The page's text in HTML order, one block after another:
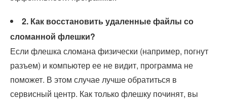
2. Как восстановить удаленные файлы со
сломанной флешки?
Если флешка сломана физически (например, погнут
разъем) и компьютер ее не видит, программа не
поможет. В этом случае лучше обратиться в
сервисный центр. Как только флешку починят, вы